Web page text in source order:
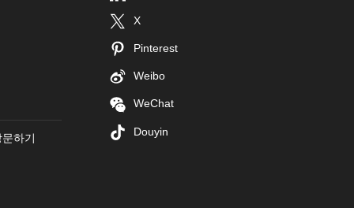
하기
X
Pinterest
Weibo
WeChat
Douyin